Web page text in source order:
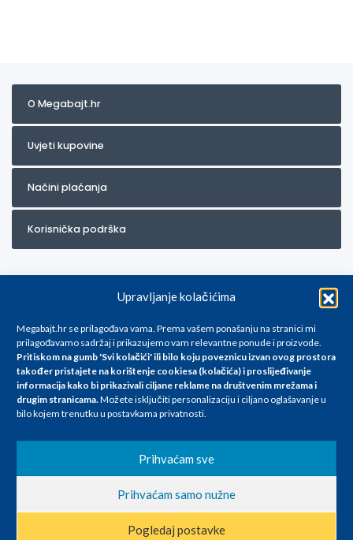
Upravljanje kolačićima
Megabajt.hr se prilagođava vama. Prema vašem ponašanju na stranici mi
prilagođavamo sadržaj i prikazujemo vam relevantne ponude i proizvode.
Pritiskom na gumb 'Svi kolačići' ili bilo koju poveznicu izvan ovog prostora
također pristajete na korištenje cookiesa (kolačića) i proslijeđivanje
informacija kako bi prikazivali ciljane reklame na društvenim mrežama i
drugim stranicama.Možete isključiti personalizaciju i ciljano oglašavanje u
bilo kojem trenutku u postavkama privatnosti.
Prihvaćam sve
Prihvaćam samo nužne
Pogledaj postavke
O Megabajt.hr
Uvjeti kupovine
Načini plaćanja
Korisnička podrška
Za artikle kojih trenutno nema u ponudi obratite nam se na
info@megabajt.hr. Sve cijene su informativnog karaktera i podložne su
promjenama, a
iskazane su za avansno plaćanje(gotovina) u Eurima i uključuju PDV. Sve
se razlikovati od cijena u našim poslovnicama. Trudimo se dati što bolji
i točniji opis i sliku. Unatoč tome, ne možemo garantirati da su svi
nastale u opisu proizvoda, greške prilikom štampanja te promjene
cijena.